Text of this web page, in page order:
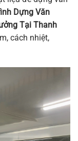
Dựng Văn
Tại Thanh
cách nhiệt,